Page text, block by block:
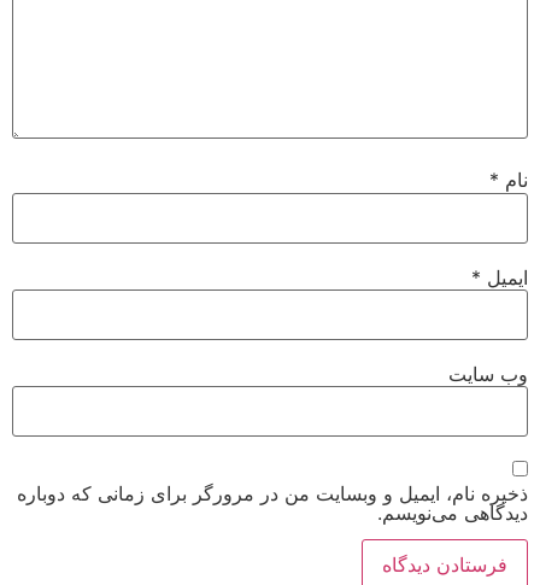
نام*
ایمیل*
وب‌ سایت
ذخیره نام، ایمیل و وبسایت من در مرورگر برای زمانی که دوباره
دیدگاهی می‌نویسم.